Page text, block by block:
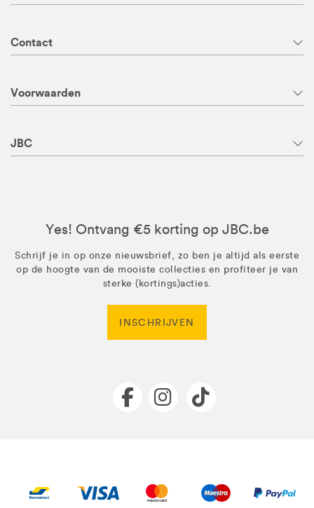
Contact
Voorwaarden
JBC
Yes! Ontvang €5 korting op JBC.be
Schrijf je in op onze nieuwsbrief, zo ben je altijd als eerste
op de hoogte van de mooiste collecties en profiteer je van
sterke (kortings)acties.
INSCHRIJVEN